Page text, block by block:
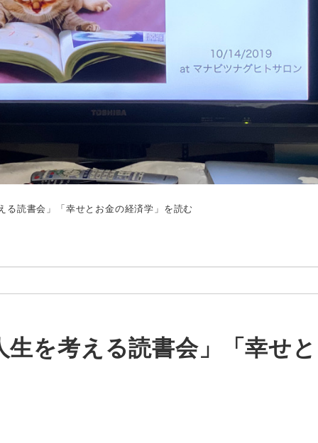
る読書会」「幸せとお金の経済学」を読む
を考える読書会」「幸せ